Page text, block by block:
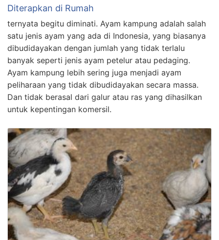
Diterapkan di Rumah
ternyata begitu diminati. Ayam kampung adalah salah
satu jenis ayam yang ada di Indonesia, yang biasanya
dibudidayakan dengan jumlah yang tidak terlalu
banyak seperti jenis ayam petelur atau pedaging.
Ayam kampung lebih sering juga menjadi ayam
peliharaan yang tidak dibudidayakan secara massa.
Dan tidak berasal dari galur atau ras yang dihasilkan
untuk kepentingan komersil.